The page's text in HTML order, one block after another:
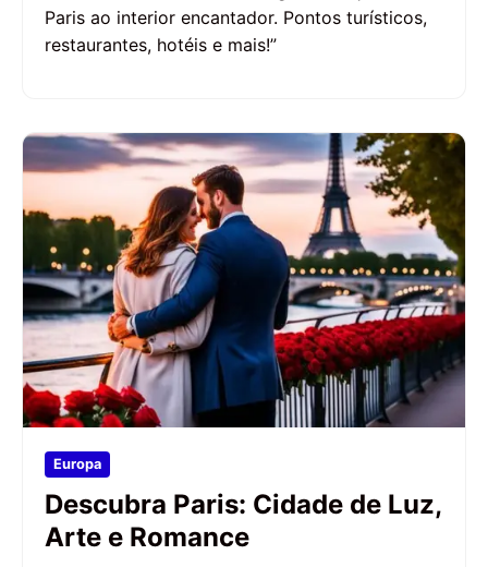
Paris ao interior encantador. Pontos turísticos,
restaurantes, hotéis e mais!”
Europa
Descubra Paris: Cidade de Luz,
Arte e Romance